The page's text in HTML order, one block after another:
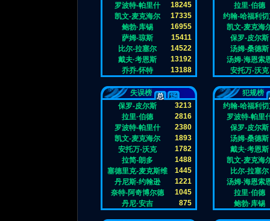
罗波特-帕里什
18245
凯文-麦克海尔
17335
鲍勃·库锡
16955
萨姆-琼斯
15411
比尔-拉塞尔
14522
戴夫·考恩斯
13192
乔乔-怀特
13188
拉里·伯德
约翰-哈福利
凯文-麦克海
保罗-皮尔斯
汤姆-桑德斯
汤姆-海恩索
安托万-沃克
失误榜 总
场
均
保罗-皮尔斯
3213
拉里·伯德
2816
罗波特-帕里什
2380
凯文-麦克海尔
1893
安托万-沃克
1782
拉简-朗多
1488
塞德里克-麦克斯维
尔
1445
丹尼斯-约翰逊
1221
奈特-阿奇博尔德
1045
丹尼·安吉
875
犯规榜
约翰-哈福利
罗波特-帕里
保罗-皮尔斯
汤姆-桑德斯
戴夫·考恩斯
凯文-麦克海
比尔-拉塞尔
汤姆-海恩索
拉里·伯德
鲍勃·库锡